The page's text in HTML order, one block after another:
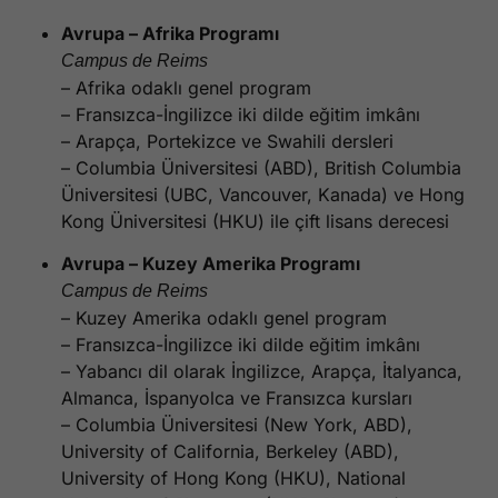
Avrupa – Afrika Programı
Campus de Reims
– Afrika odaklı genel program
– Fransızca-İngilizce iki dilde eğitim imkânı
– Arapça, Portekizce ve Swahili dersleri
– Columbia Üniversitesi (ABD), British Columbia
Üniversitesi (UBC, Vancouver, Kanada) ve Hong
Kong Üniversitesi (HKU) ile çift lisans derecesi
Avrupa – Kuzey Amerika Programı
Campus de Reims
– Kuzey Amerika odaklı genel program
– Fransızca-İngilizce iki dilde eğitim imkânı
– Yabancı dil olarak İngilizce, Arapça, İtalyanca,
Almanca, İspanyolca ve Fransızca kursları
– Columbia Üniversitesi (New York, ABD),
University of California, Berkeley (ABD),
University of Hong Kong (HKU), National